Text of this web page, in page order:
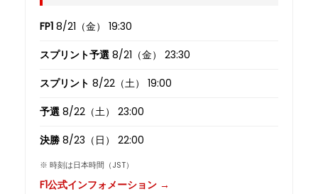
FP1 8/21（金） 19:30
スプリント予選 8/21（金） 23:30
スプリント 8/22（土） 19:00
予選 8/22（土） 23:00
決勝 8/23（日） 22:00
※ 時刻は日本時間（JST）
F1公式インフォメーション →